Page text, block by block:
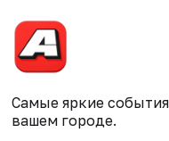
Самые яркие
вашем городе.